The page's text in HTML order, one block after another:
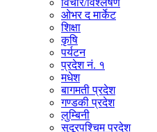
विचार/विश्‍लेषण
ओभर द मार्केट
शिक्षा
कृषि
पर्यटन
प्रदेश नं. १
मधेश
बागमती प्रदेश
गण्डकी प्रदेश
लुम्बिनी
सुदूरपश्चिम प्रदेश